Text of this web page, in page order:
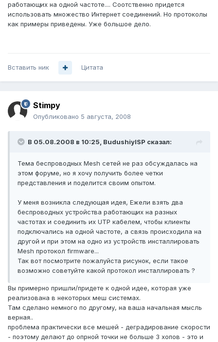
работающих на одной частоте.... Соотственно придется
использовать множество Интернет соединений. Но протоколы
как примеры приведены. Уже большое дело.
Вставить ник Цитата
Stimpy
Опубликовано 5 августа, 2008
В 05.08.2008 в 10:25, BudushiyISP сказал:
Тема беспроводных Mesh сетей не раз обсуждалась на
этом форуме, но я хочу получить более четки
представления и поделится своим опытом.
У меня возникла следующая идея, Ежели взять два
беспроводных устройства работающих на разных
частотах и соединить их UTP кабелем, чтобы клиенты
подключались на одной частоте, а связь происходила на
другой и при этом на одно из устройств инсталлировать
Mesh протокол firmware...
Так вот посмотрите пожалуйста рисунок, если такое
возможно советуйте какой протокол инсталлировать ?
Вы примерно пришли/придете к одной идее, которая уже
реализована в некоторых меш системах.
Там сделано немного по другому, на ваша начальная мысль
верная..
проблема практически все мешей - деградирование скорости
- поэтому делают до опрной точки не больше 3 хопов - это и